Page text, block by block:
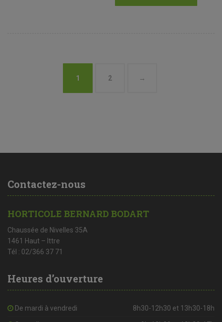
1 2 →
Contactez-nous
HORTICOLE BERNARD BODART
Chaussée de Nivelles 35A
1461 Haut – Ittre
Tél : 02/366 37 71
Heures d’ouverture
De mardi à vendredi 8h30-12h30 et 13h30-18h